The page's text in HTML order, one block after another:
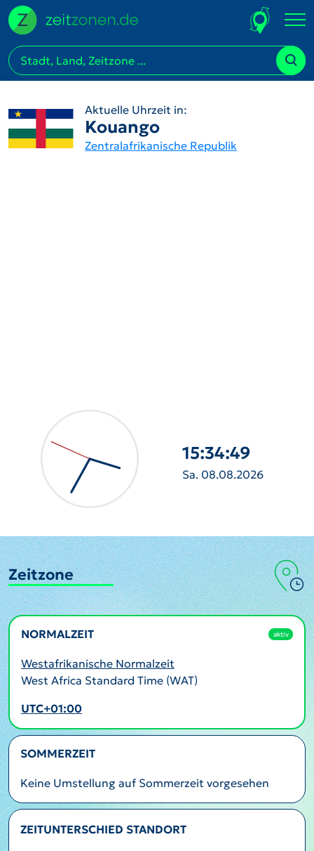
Aktuelle Uhrzeit in:
Kouango
Zentralafrikanische Republik
15:34:50
Sa. 08.08.2026
Zeitzone
NORMALZEIT aktiv
Westafrikanische Normalzeit
West Africa Standard Time (WAT)
UTC+01:00
SOMMERZEIT
Keine Umstellung auf Sommerzeit vorgesehen
ZEITUNTERSCHIED STANDORT